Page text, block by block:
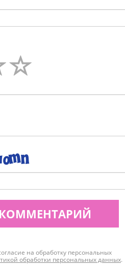
на обработку персональных
обработки персональных данных.